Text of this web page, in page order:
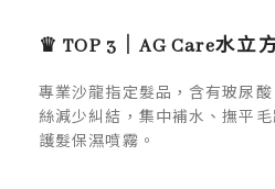
♛ TOP 3｜AG Care水立
專業沙龍指定髮品，含有玻尿
絲減少糾結，集中補水、撫平
護髮保濕噴霧。